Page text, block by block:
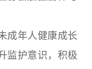
年人健康成长
监护意识，积极